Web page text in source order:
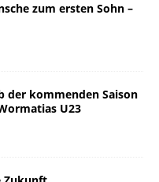
zum ersten Sohn –
der kommenden Saison
U23